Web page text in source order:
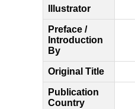
Illustrator
Preface /
Introduction
By
Original Title
Publication
Country